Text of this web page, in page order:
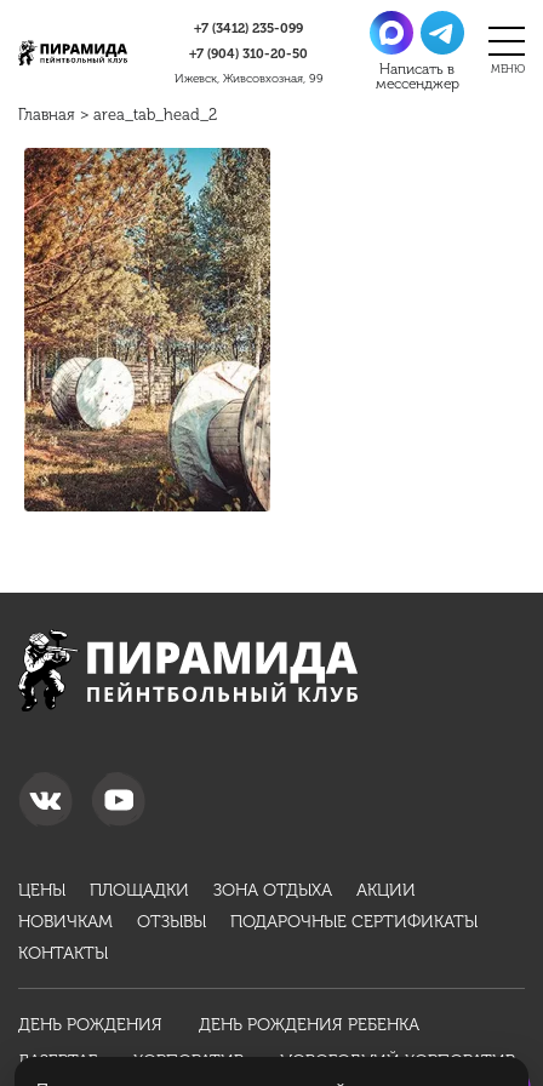
+7 (3412) 235-099
+7 (904) 310-20-50
Ижевск, Живсовхозная, 99
Главная > area_tab_head_2
ЦЕНЫ ПЛОЩАДКИ ЗОНА ОТДЫХА
АКЦИИ
НОВИЧКАМ
ОТЗЫВЫ
ПОДАРОЧНЫЕ СЕРТИФИКАТЫ
КОНТАКТЫ
ДЕНЬ РОЖДЕНИЯ
ДЕНЬ РОЖДЕНИЯ РЕБЕНКА
ЛАЗЕРТАГ
КОРПОРАТИВ НОВОГОДНИЙ КОРПОРАТИВ